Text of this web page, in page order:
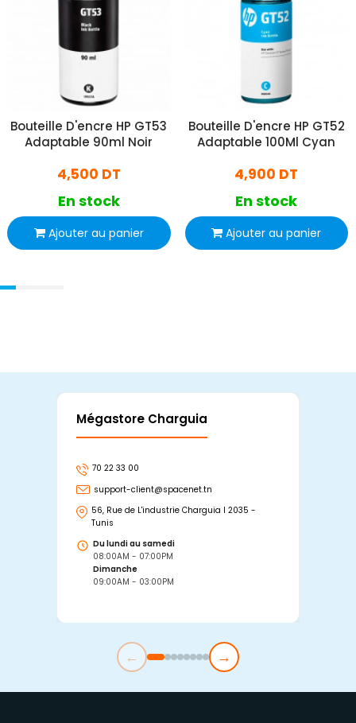
Bouteille D'encre HP GT53
Adaptable 90ml Noir
4,500 DT
En stock
Ajouter au panier
Bouteille D'encre HP GT52
Adaptable 100Ml Cyan
4,900 DT
En stock
Ajouter au panier
Mégastore Charguia
70 22 33 00
support-client@spacenet.tn
56, Rue de L'industrie Charguia I 2035 -
Tunis
Du lundi au samedi
08:00AM - 07:00PM
Dimanche
09:00AM - 03:00PM
← →